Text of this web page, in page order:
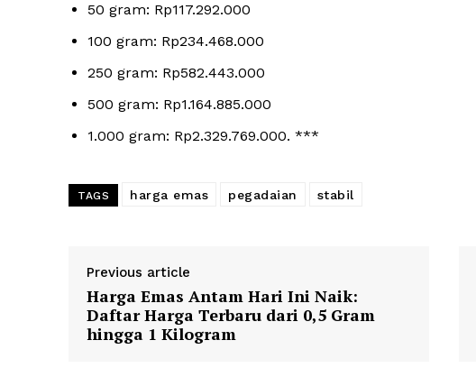
50 gram: Rp117.292.000
100 gram: Rp234.468.000
250 gram: Rp582.443.000
500 gram: Rp1.164.885.000
1.000 gram: Rp2.329.769.000. ***
TAGS harga emas pegadaian stabil
Previous article
Harga Emas Antam Hari Ini Naik:
Daftar Harga Terbaru dari 0,5 Gram
hingga 1 Kilogram